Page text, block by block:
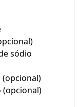
sódio
(opcional)
(opcional)